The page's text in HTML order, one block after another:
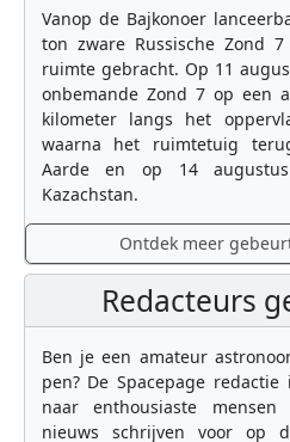
Vanop de Bajkonoer
ton zware Russische Zond
ruimte gebracht. Op 11
onbemande Zond 7 op een
kilometer langs het
waarna het ruimtetuig
Aarde en op 14
Kazachstan.
Ontdek meer
Redacteurs
Ben je een amateur
pen? De Spacepage
naar enthousiaste
nieuws schrijven voor op